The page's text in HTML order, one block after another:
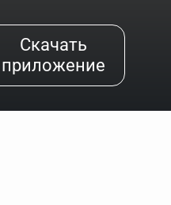
Скачать
приложение